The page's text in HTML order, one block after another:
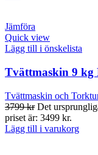
Jämföra
Quick view
Lägg till i önskelista
Tvättmaskin 9 kg
Tvättmaskin och
3799kr Det
priset är: 3499 kr.
Lägg till i varukorg